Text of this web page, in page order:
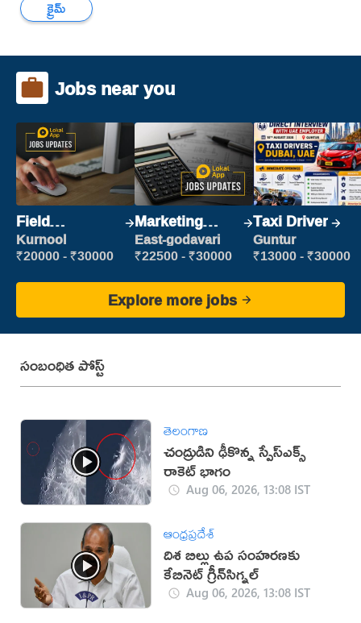
క్రైమ్
Jobs near you
Field
Marketing
Executive
Kurnool
₹20000 - ₹30000
Marketing
Executive
East-godavari
₹22500 - ₹30000
Taxi Driver
Guntur
₹13000 - ₹30000
Explore more jobs
సంబంధిత పోస్ట్
తెలంగాణ
చంద్రుడిని ఢీకొన్న స్పేస్‌ఎక్స్
రాకెట్ భాగం
Aug 06, 2026, 13:08 IST
ఆంధ్రప్రదేశ్
దిశ బిల్లు ఉప సంహ‌ర‌ణ‌కు
కేబినెట్ గ్రీన్‌సిగ్న‌ల్‌
Aug 06, 2026, 13:08 IST